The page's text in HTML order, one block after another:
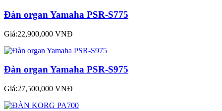
Đàn organ Yamaha PSR-S775
Giá:22,900,000 VNĐ
Đàn organ Yamaha PSR-S975
Giá:27,500,000 VNĐ